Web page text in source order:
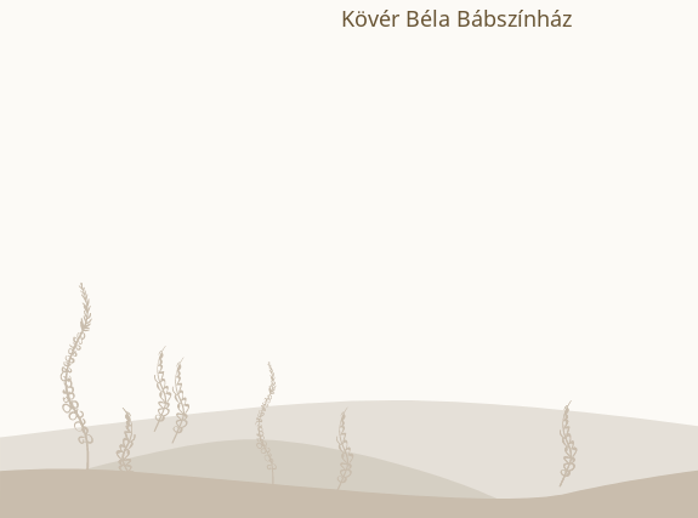
Kövér Béla Bábszínház